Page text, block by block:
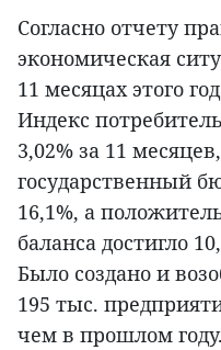
Согласно отчету
экономическая
11 месяцах этого
Индекс
3,02% за 11
государственный
16,1%, а
баланса достигло
Было создано и
195 тыс.
чем в прошлом